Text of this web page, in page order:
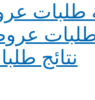
طلبات
طلبات
نتائج